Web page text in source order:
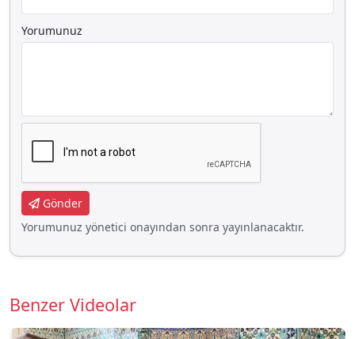
Yorumunuz
Gönder
Yorumunuz yönetici onayından sonra yayınlanacaktır.
Benzer Videolar